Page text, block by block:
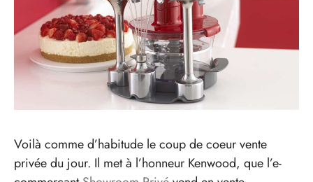
Voilà comme d’habitude le coup de coeur vente
privée du jour. Il met à l’honneur Kenwood, que l’e-